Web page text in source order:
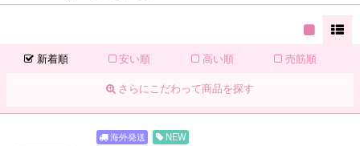
新着順 安い順 高い順 売筋順
さらにこだわって商品を探す
NEW